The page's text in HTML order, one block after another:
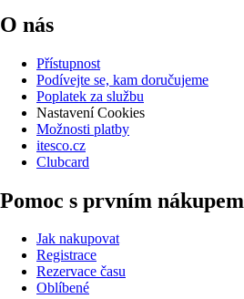
O nás
Přístupnost
Podívejte se, kam doručujeme
Poplatek za službu
Nastavení Cookies
Možnosti platby
itesco.cz
Clubcard
Pomoc s prvním nákupem
Jak nakupovat
Registrace
Rezervace času
Oblíbené